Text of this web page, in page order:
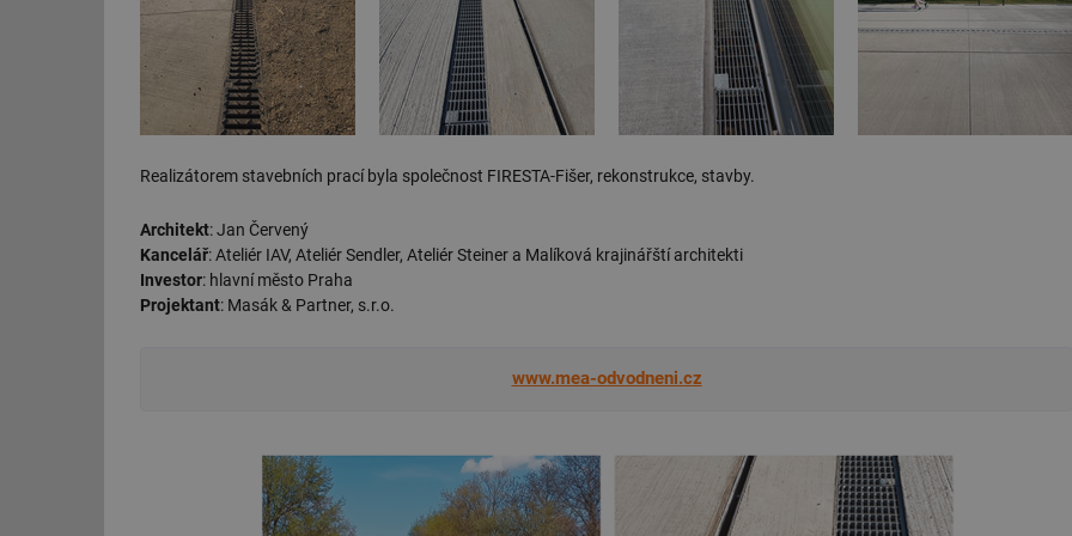
Realizátorem stavebních prací byla společnost FIRESTA-Fišer, rekonstrukce, stavby.
Architekt: Jan Červený
Kancelář: Ateliér IAV, Ateliér Sendler, Ateliér Steiner a Malíková krajinářští architekti
Investor: hlavní město Praha
Projektant: Masák & Partner, s.r.o.
www.mea-odvodneni.cz
žádné identifikovatelné informace.
id
info.cz
1 rok
_hjIncludedInSessionSample
1 minuta
59 sekund
Tento soubor cookie je nastaven tak,
o tom, zda je tento návštěvník zahrnut
definovaného denním limitem relace
info.cz
id oze.tzb-info.cz
.tzb-info.cz
přidruženého účtu Google Analytics.
10 let Tento soubor cookie se používá k